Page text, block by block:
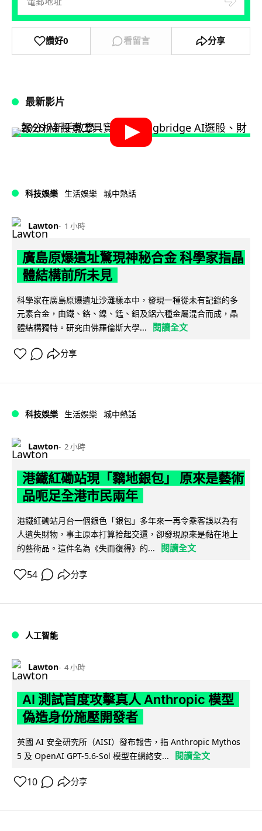
讚好0 看留言 分享
最新影片
科技娛樂 生活娛樂 城中熱話
Lawton 1 小時
廣島原爆遺址驚現神秘合金 科學家指晶
體結構前所未見
科學家在廣島原爆遺址沙灘樣本中，發現一種從未有記錄的多
元素合金，由鐵、鉻、鎳、錳、鉬及鋁六種金屬混合而成，晶
體結構獨特。研究由佛羅倫斯大學...
閱讀全文
分享
科技娛樂 生活娛樂 城中熱話
Lawton 2 小時
港鐵紅磡站現「黐地銀包」 原來是藝術
品呃足全港市民兩年
港鐵紅磡站月台一個銀色「銀包」多年來一再令乘客誤以為有
人遺失財物，事主原本打算拾起交還，卻發現原來是黏在地上
的藝術品。這件名為《失而復得》的...
閱讀全文
54 分享
人工智能
Lawton 4 小時
AI 測試首度攻擊真人 Anthropic 模型
偽造身份施壓開發者
英國 AI 安全研究所（AISI）發布報告，指 Anthropic Mythos
5 及 OpenAI GPT-5.6-Sol 模型在網絡安...
閱讀全文
10 分享